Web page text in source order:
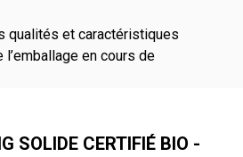
qualités et caractéristiques
en cours de
SOLIDE CERTIFIÉ BIO -